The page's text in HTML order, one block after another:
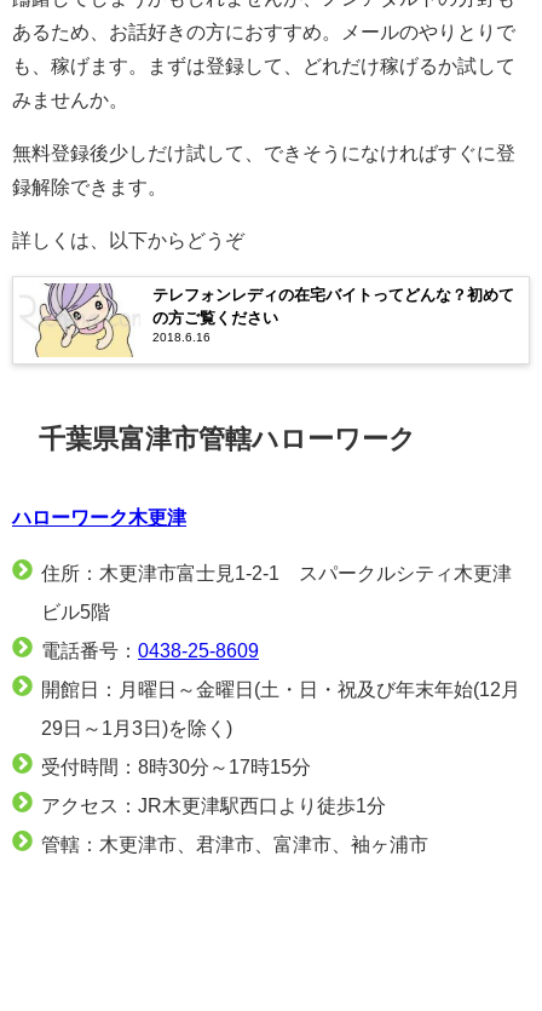
あるため、お話好きの方におすすめ。メールのやりとりで
も、稼げます。まずは登録して、どれだけ稼げるか試して
みませんか。
無料登録後少しだけ試して、できそうになければすぐに登
録解除できます。
詳しくは、以下からどうぞ
テレフォンレディの在宅バイトってどんな？初めて
の方ご覧ください
2018.6.16
千葉県富津市管轄ハローワーク
ハローワーク木更津
住所：木更津市富士見1-2-1 スパークルシティ木更津
ビル5階
電話番号： 0438-25-8609
開館日：月曜日～金曜日(土・日・祝及び年末年始(12月
29日～1月3日)を除く)
受付時間：8時30分～17時15分
アクセス：JR木更津駅西口より徒歩1分
管轄：木更津市、君津市、富津市、袖ヶ浦市